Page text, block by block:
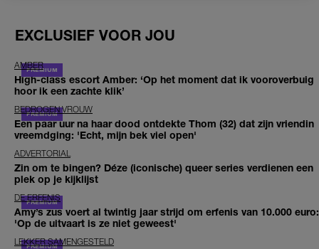
EXCLUSIEF VOOR JOU
AMBER
High-class escort Amber: ‘Op het moment dat ik vooroverbuig
hoor ik een zachte klik’
BEDROGEN VROUW
Een paar uur na haar dood ontdekte Thom (32) dat zijn vriendin
vreemdging: 'Echt, mijn bek viel open'
ADVERTORIAL
Zin om te bingen? Déze (iconische) queer series verdienen een
plek op je kijklijst
DE ERFENIS
Amy’s zus voert al twintig jaar strijd om erfenis van 10.000 euro:
'Op de uitvaart is ze niet geweest'
LEKKER SAMENGESTELD